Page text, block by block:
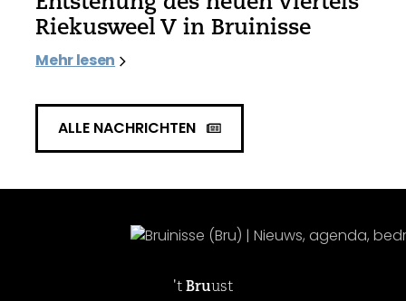
Riekusweel V in Bruinisse
Mehr lesen
ALLE NACHRICHTEN
't Bruust